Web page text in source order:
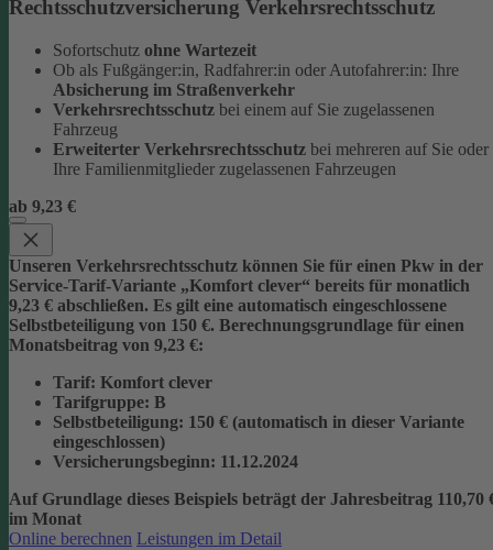
Rechtsschutzversicherung Verkehrsrechtsschutz
Sofortschutz ohne Wartezeit
Ob als Fußgänger:in, Radfahrer:in oder Autofahrer:in: Ihre
Absicherung im Straßenverkehr
Verkehrsrechtsschutz bei einem auf Sie zugelassenen
Fahrzeug
Erweiterter Verkehrsrechtsschutz bei mehreren auf Sie oder
Ihre Familienmitglieder zugelassenen Fahrzeugen
ab 9,23 €
Unseren Verkehrsrechtsschutz können Sie für einen Pkw in der
Service-Tarif-Variante „Komfort clever“ bereits für monatlich
9,23 € abschließen. Es gilt eine automatisch eingeschlossene
Selbstbeteiligung von 150 €. Berechnungsgrundlage für einen
Monatsbeitrag von 9,23 €:
Tarif: Komfort clever
Tarifgruppe: B
Selbstbeteiligung: 150 € (automatisch in dieser Variante
eingeschlossen)
Versicherungsbeginn: 11.12.2024
Auf Grundlage dieses Beispiels beträgt der Jahresbeitrag 110,70
im Monat
Online berechnen Leistungen im Detail